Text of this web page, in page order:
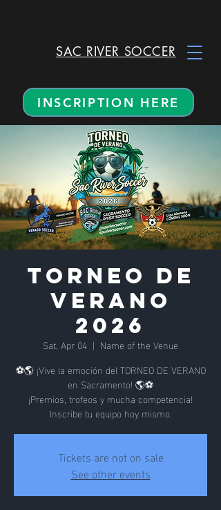
SAC RIVER SOCCER
INSCRIPTION HERE
TORNEO DE
VERANO
2026
Sat, Apr 04
  |
Name of the Venue
⚽🌎 ¡Vive la emoción del TORNEO DE VERANO
en Sacramento! 🌎⚽
¡Premios, trofeos y mucha competencia!
Inscribe tu equipo hoy mismo.
Tickets are not on sale
See other events